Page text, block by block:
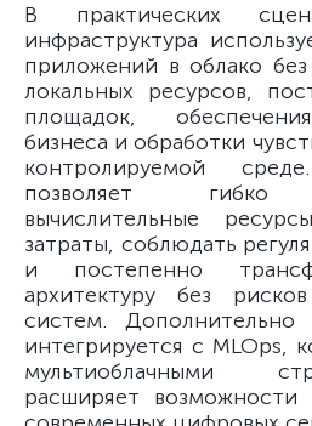
В практических
инфраструктура
приложений в облако
локальных ресурсов,
площадок,
бизнеса и обработки
контролируемой
позволяет гибко
вычислительные
затраты, соблюдать
и постепенно
архитектуру без
систем. Дополнительно
интегрируется с MLOps,
мультиоблачными
расширяет возможности